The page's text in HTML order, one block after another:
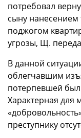
потребовал
сыну нанесением
поджогом
угрозы, Щ.
В данной
облегчавшим
потерпевшей
Характерная для
преступнику